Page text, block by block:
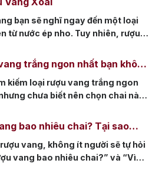
Ý
Trắng Whisky
Whisky
Scotch Whisky
Whisky Nhật
nhận biết rượu nhập khẩu chính
Tem nhập khẩu còn nguyên
Nhãn […]
bạn sẽ nghĩ ngay đến một loại
từ nước ép nho. Tuy nhiên, rượu
thơm ngon khác. Bạn đã từng
hay thưởng thức loại rượu vang
trắng ngon nhất bạn không
kiếm loại rượu vang trắng ngon
chưa biết nên chọn chai nào,
sách những chai rượu vang
ngon nhất hiện nay, giúp bạn
phẩm […]
bao nhiêu chai? Tại sao
phổ biến?
vang, không ít người sẽ tự hỏi
vang bao nhiêu chai?” và “Vì